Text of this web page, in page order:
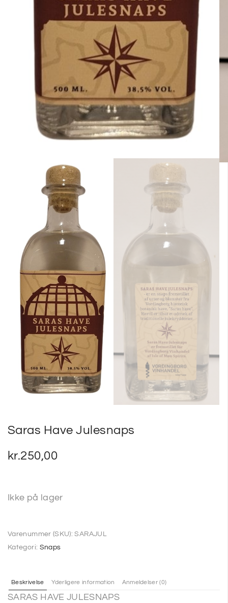
Saras Have Julesnaps
kr.250,00
Ikke på lager
Varenummer (SKU):SARAJUL
Kategori: Snaps
Beskrivelse Yderligere information Anmeldelser (0)
SARAS HAVE JULESNAPS